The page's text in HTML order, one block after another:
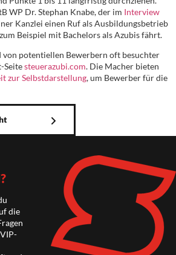
WP Dr. Stephan Knabe, der im Interview
Kanzlei einen Ruf als Ausbildungsbetrieb
Beispiel mit Bachelors als Azubis fährt.
von potentiellen Bewerbern oft besuchter
Seitesteuerazubi.com. Die Macher bieten
zur Selbstdarstellung, um Bewerber für die
die